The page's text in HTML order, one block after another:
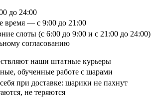
до 24:00
время — с 9:00 до 21:00
слоты (с 6:00 до 9:00 и с 21:00 до 24:00)
согласованию
наши штатные курьеры
обученные работе с шарами
при доставке: шарики не пахнут
не теряются